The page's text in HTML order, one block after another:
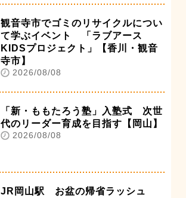
観音寺市でゴミのリサイクルについ
て学ぶイベント 「ラブアース
KIDSプロジェクト」【香川・観音
寺市】
2026/08/08
「新・ももたろう塾」入塾式 次世
代のリーダー育成を目指す【岡山】
2026/08/08
JR岡山駅 お盆の帰省ラッシュ